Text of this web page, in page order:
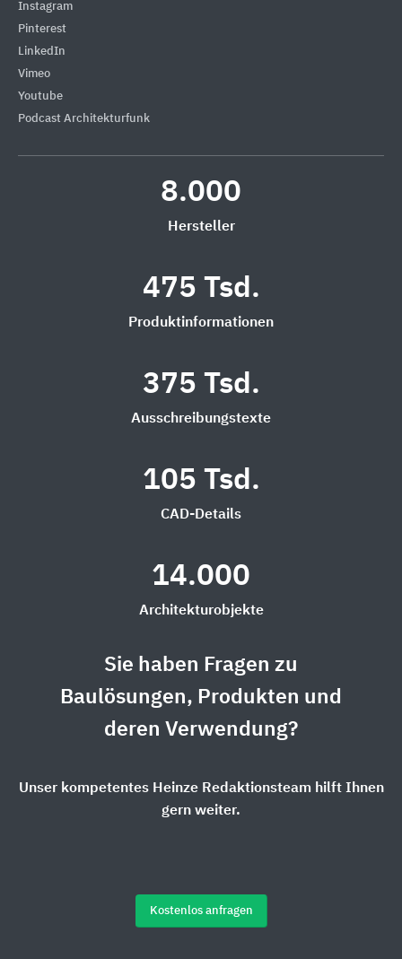
Instagram
Pinterest
LinkedIn
Vimeo
Youtube
Podcast Architekturfunk
8.000
Hersteller
475 Tsd.
Produktinformationen
375 Tsd.
Ausschreibungstexte
105 Tsd.
CAD-Details
14.000
Architekturobjekte
Sie haben Fragen zu
Baulösungen, Produkten und
deren Verwendung?
Unser kompetentes Heinze Redaktionsteam hilft Ihnen
gern weiter.
Kostenlos anfragen